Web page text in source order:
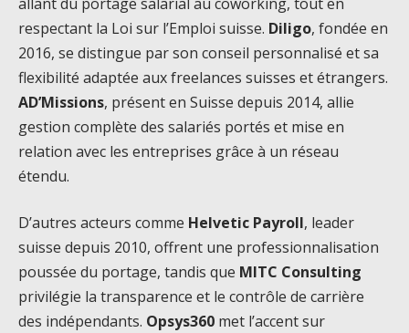
respectant la Loi sur l’Emploi suisse. Diligo, fondée en
2016, se distingue par son conseil personnalisé et sa
flexibilité adaptée aux freelances suisses et étrangers.
AD’Missions, présent en Suisse depuis 2014, allie
gestion complète des salariés portés et mise en
relation avec les entreprises grâce à un réseau
étendu.
D’autres acteurs comme Helvetic Payroll, leader
suisse depuis 2010, offrent une professionnalisation
poussée du portage, tandis que MITC Consulting
privilégie la transparence et le contrôle de carrière
des indépendants. Opsys360 met l’accent sur